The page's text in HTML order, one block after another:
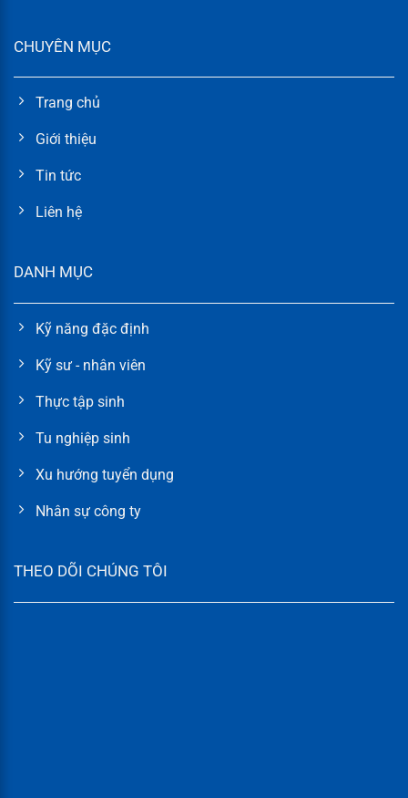
CHUYÊN MỤC
Trang chủ
Giới thiệu
Tin tức
Liên hệ
DANH MỤC
Kỹ năng đặc định
Kỹ sư - nhân viên
Thực tập sinh
Tu nghiệp sinh
Xu hướng tuyển dụng
Nhân sự công ty
THEO DÕI CHÚNG TÔI